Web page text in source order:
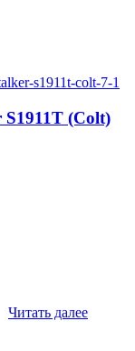
S1911T (Colt)
Читать далее